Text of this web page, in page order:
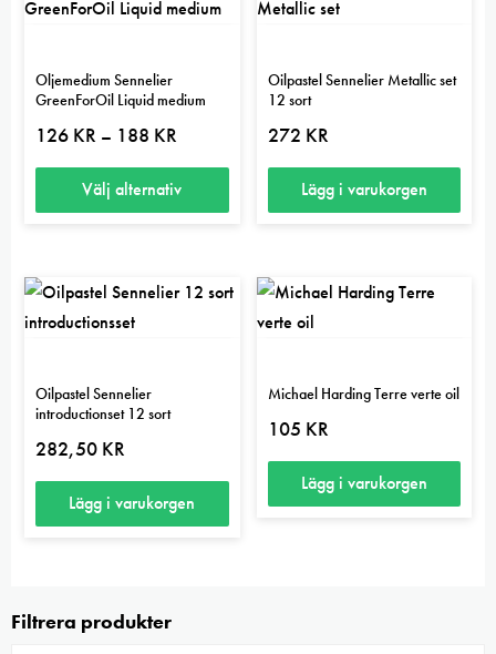
Oljemedium Sennelier
GreenForOil Liquid medium
126 KR – 188 KR
till
188 kr
Välj alternativ
produkten
har
De
alternativen
väljas
Oilpastel Sennelier Metallic set
12 sort
272 KR
Lägg i varukorgen
Oilpastel Sennelier
introductionset 12 sort
282,50 KR
Lägg i varukorgen
Michael Harding Terre verte oil
105 KR
Lägg i varukorgen
Filtrera produkter